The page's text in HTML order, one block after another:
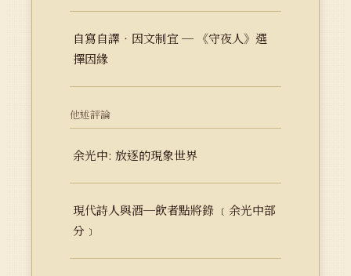
自寫自譯‧因文制宜 ─ 《守夜人》選
擇因緣
他述評論
余光中: 放逐的現象世界
現代詩人與酒─飲者點將錄 ﹝余光中部
分﹞